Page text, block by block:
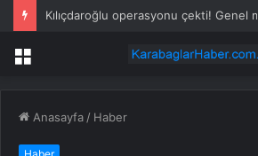
Menü
Anasayfa / Haber